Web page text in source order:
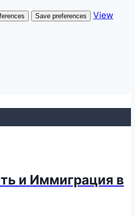
Save preferences
View
и Иммиграция в